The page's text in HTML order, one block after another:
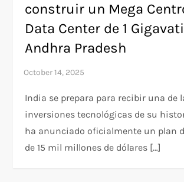
construir un Mega
Data Center de 1
Andhra Pradesh
India se prepara para recibir una de
inversiones tecnológicas de su
ha anunciado oficialmente un plan
de 15 mil millones de dólares […]